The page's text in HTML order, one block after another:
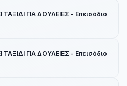
ΓΙΑ ΔΟΥΛΕΙΕΣ - Επεισόδιο
ΓΙΑ ΔΟΥΛΕΙΕΣ - Επεισόδιο